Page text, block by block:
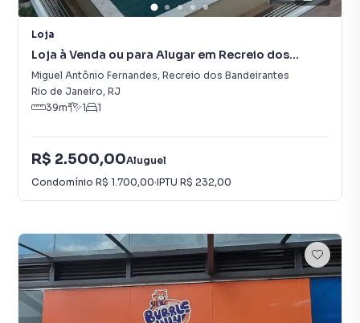
Loja
Loja à Venda ou para Alugar em Recreio dos
Bandeirantes
Miguel Antônio Fernandes, Recreio dos Bandeirantes
Rio de Janeiro, RJ
39m² 1 1
R$ 2.500,00Aluguel
Condomínio R$ 1.700,00·IPTU R$ 232,00